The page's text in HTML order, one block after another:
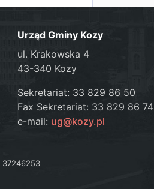
Urząd Gminy Kozy
ul. Krakowska 4
43-340 Kozy
Sekretariat: 33 829 86 50
Fax Sekretariat: 33 829 86 74
e-mail: ug@kozy.pl
37246253